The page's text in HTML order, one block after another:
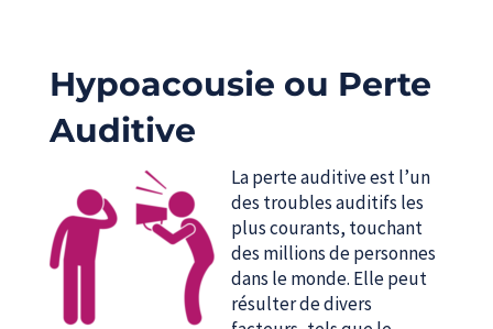
Hypoacousie ou Perte
Auditive
La perte auditive est l’un
des troubles auditifs les
plus courants, touchant
des millions de personnes
dans le monde. Elle peut
résulter de divers